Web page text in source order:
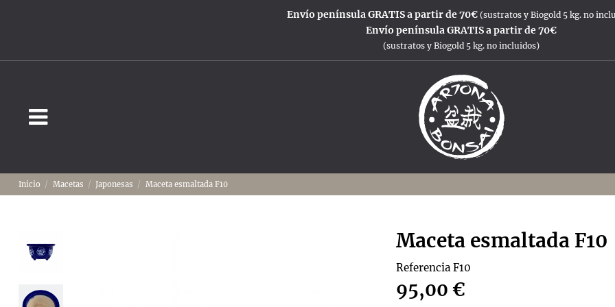
Envío península GRATIS a partir de 70€ (sustratos y Biogold 5 kg. no
Envío península GRATIS a partir de 70€
(sustratos y Biogold 5 kg. no incluidos)
Inicio Macetas Japonesas Maceta esmaltada F10
Maceta esmaltada F10
Referencia F10
95,00 €